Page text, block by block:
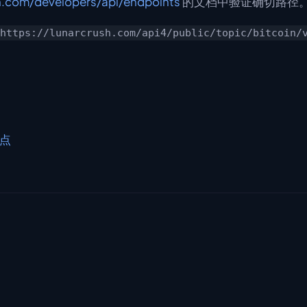
https://lunarcrush.com/api4/public/topic/bitcoin/